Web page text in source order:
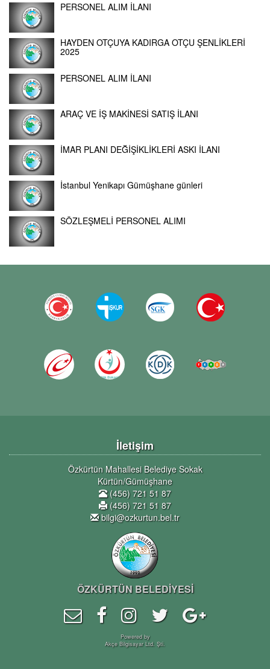
PERSONEL ALIM İLANI
HAYDEN OTÇUYA KADIRGA OTÇU ŞENLİKLERİ
2025
PERSONEL ALIM İLANI
ARAÇ VE İŞ MAKİNESİ SATIŞ İLANI
İMAR PLANI DEĞİŞİKLİKLERİ ASKI İLANI
İstanbul Yenikapı Gümüşhane günleri
SÖZLEŞMELİ PERSONEL ALIMI
İletişim
Özkürtün Mahallesi Belediye Sokak
Kürtün/Gümüşhane
(456) 721 51 87
(456) 721 51 87
bilgi@ozkurtun.bel.tr
ÖZKÜRTÜN BELEDİYESİ
Powered by
Akçe Bilgisayar Ltd. Şti.